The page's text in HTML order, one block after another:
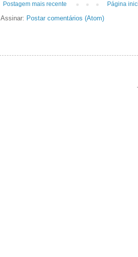
Postagem mais recente Página
Assinar: Postar comentários (Atom)